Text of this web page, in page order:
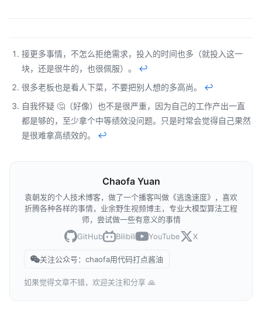
接更多事情，不怎么拒绝需求，投入的时间也多（就投入这一
块，还是很牛的，也很佩服）。 ↩︎
很多老板也是看人下菜，不要把别人想的多高尚。 ↩︎
自我怀疑 🤔（好像）也不是很严重，因为自己的工作产出一直
都是够的，至少拿个中等绩效没问题。只是时常会觉得自己果然
是很难拿高绩效的。 ↩︎
Chaofa Yuan
袁朝发的个人技术博客，做了一个播客叫做《逃逸速度》，喜欢
折腾各种各样的事情，业余野生视频博主，专业大模型算法工程
师，尝试做一些有意义的事情
GitHub
Bilibili YouTube X
关注公众号：chaofa用代码打点酱油
如果觉得文章不错，欢迎关注和分享 🙏